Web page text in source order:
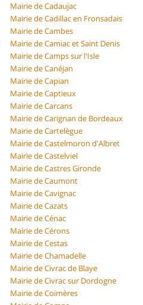
Mairie de Cadaujac
Mairie de Cadillac en Fronsadais
Mairie de Cambes
Mairie de Camiac et Saint Denis
Mairie de Camps sur l'Isle
Mairie de Canéjan
Mairie de Capian
Mairie de Captieux
Mairie de Carcans
Mairie de Carignan de Bordeaux
Mairie de Cartelègue
Mairie de Castelmoron d'Albret
Mairie de Castelviel
Mairie de Castres Gironde
Mairie de Caumont
Mairie de Cavignac
Mairie de Cazats
Mairie de Cénac
Mairie de Cérons
Mairie de Cestas
Mairie de Chamadelle
Mairie de Civrac de Blaye
Mairie de Civrac sur Dordogne
Mairie de Coimères